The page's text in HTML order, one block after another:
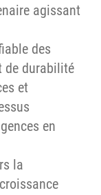
agissant
des
de durabilité
et
en
la